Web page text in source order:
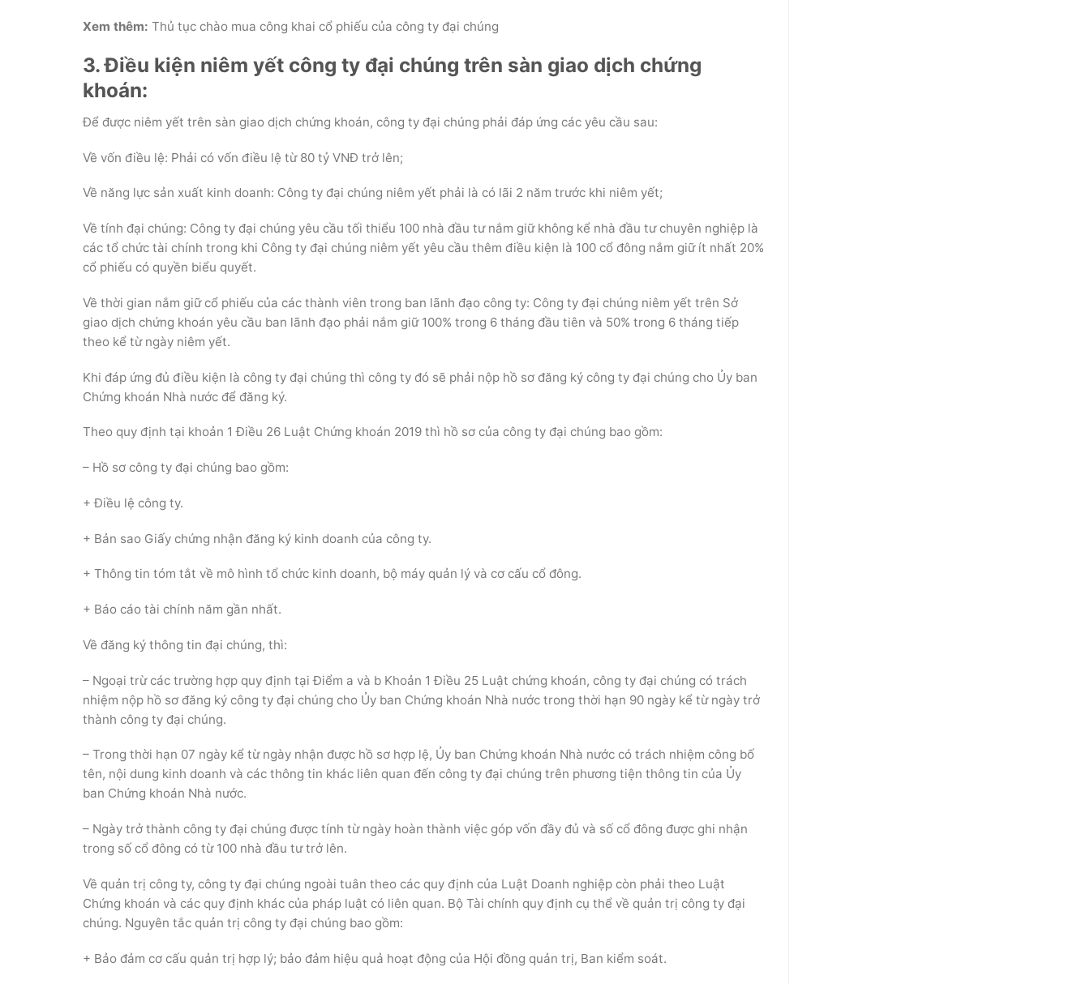
Xem thêm: Thủ tục chào mua công khai cổ phiếu của công ty đại chúng
3. Điều kiện niêm yết công ty đại chúng trên sàn giao dịch chứng
khoán:
Để được niêm yết trên sàn giao dịch chứng khoán, công ty đại chúng phải đáp ứng các yêu cầu sau:
Về vốn điều lệ: Phải có vốn điều lệ từ 80 tỷ VNĐ trở lên;
Về năng lực sản xuất kinh doanh: Công ty đại chúng niêm yết phải là có lãi 2 năm trước khi niêm yết;
Về tính đại chúng: Công ty đại chúng yêu cầu tối thiểu 100 nhà đầu tư nắm giữ không kể nhà đầu tư chuyên nghiệp là
các tổ chức tài chính trong khi Công ty đại chúng niêm yết yêu cầu thêm điều kiện là 100 cổ đông nắm giữ ít nhất 20%
cổ phiếu có quyền biểu quyết.
Về thời gian nắm giữ cổ phiếu của các thành viên trong ban lãnh đạo công ty: Công ty đại chúng niêm yết trên Sở
giao dịch chứng khoán yêu cầu ban lãnh đạo phải nắm giữ 100% trong 6 tháng đầu tiên và 50% trong 6 tháng tiếp
theo kể từ ngày niêm yết.
Khi đáp ứng đủ điều kiện là công ty đại chúng thì công ty đó sẽ phải nộp hồ sơ đăng ký công ty đại chúng cho Ủy ban
Chứng khoán Nhà nước để đăng ký.
Theo quy định tại khoản 1 Điều 26 Luật Chứng khoán 2019 thì hồ sơ của công ty đại chúng bao gồm:
– Hồ sơ công ty đại chúng bao gồm:
+ Điều lệ công ty.
+ Bản sao Giấy chứng nhận đăng ký kinh doanh của công ty.
+ Thông tin tóm tắt về mô hình tổ chức kinh doanh, bộ máy quản lý và cơ cấu cổ đông.
+ Báo cáo tài chính năm gần nhất.
Về đăng ký thông tin đại chúng, thì:
– Ngoại trừ các trường hợp quy định tại Điểm a và b Khoản 1 Điều 25 Luật chứng khoán, công ty đại chúng có trách
nhiệm nộp hồ sơ đăng ký công ty đại chúng cho Ủy ban Chứng khoán Nhà nước trong thời hạn 90 ngày kể từ ngày trở
thành công ty đại chúng.
– Trong thời hạn 07 ngày kể từ ngày nhận được hồ sơ hợp lệ, Ủy ban Chứng khoán Nhà nước có trách nhiệm công bố
tên, nội dung kinh doanh và các thông tin khác liên quan đến công ty đại chúng trên phương tiện thông tin của Ủy
ban Chứng khoán Nhà nước.
– Ngày trở thành công ty đại chúng được tính từ ngày hoàn thành việc góp vốn đầy đủ và số cổ đông được ghi nhận
trong số cổ đông có từ 100 nhà đầu tư trở lên.
Về quản trị công ty, công ty đại chúng ngoài tuân theo các quy định của Luật Doanh nghiệp còn phải theo Luật
Chứng khoán và các quy định khác của pháp luật có liên quan. Bộ Tài chính quy định cụ thể về quản trị công ty đại
chúng. Nguyên tắc quản trị công ty đại chúng bao gồm:
+ Bảo đảm cơ cấu quản trị hợp lý; bảo đảm hiệu quả hoạt động của Hội đồng quản trị, Ban kiểm soát.